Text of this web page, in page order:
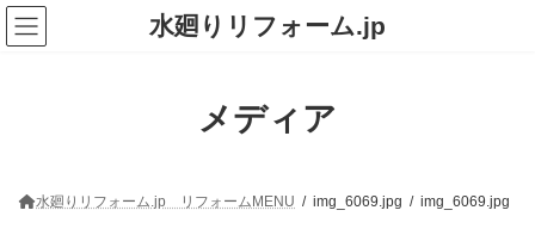
コ
ン
テ
ナ
ビ
ゲ
水廻りリフォーム.jp
メディア
水廻りリフォーム.jp リフォームMENU img_6069.jpg img_6069.jpg